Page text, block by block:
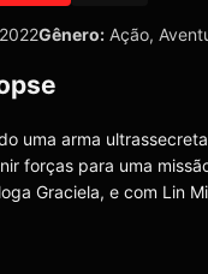
2022Gênero: Ação,
uma arma
forças para uma
Graciela, e com Lin